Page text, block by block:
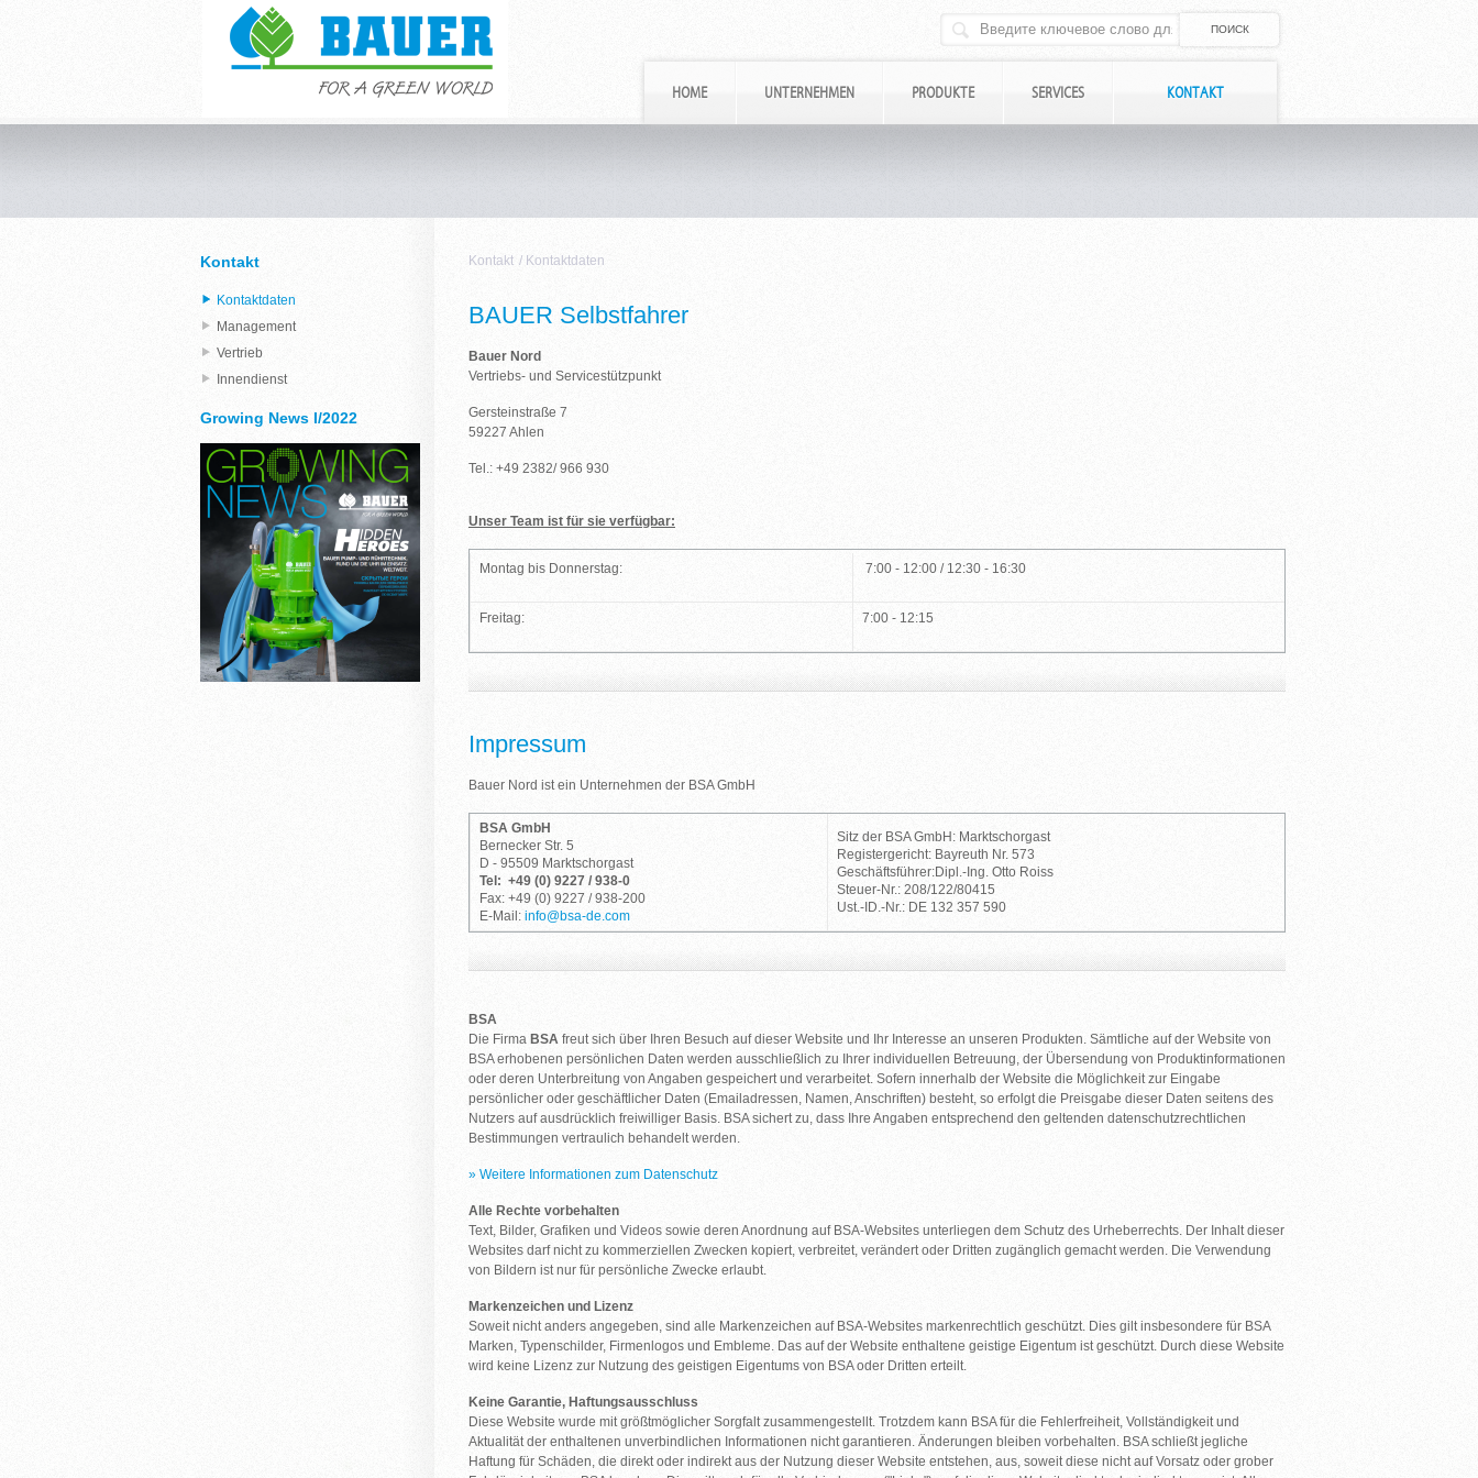
HOME UNTERNEHMEN PRODUKTE SERVICES KONTAKT
Kontakt / Kontaktdaten
BAUER Selbstfahrer
Bauer Nord
Vertriebs- und Servicestützpunkt
Gersteinstraße 7
59227 Ahlen
Tel.: +49 2382/ 966 930
Unser Team ist für sie verfügbar:
Montag bis Donnerstag: 7:00 - 12:00 / 12:30 - 16:30
Freitag: 7:00 - 12:15
Impressum
Bauer Nord ist ein Unternehmen der BSA GmbH
BSA GmbH
Bernecker Str. 5
D - 95509 Marktschorgast
Tel: +49 (0) 9227 / 938-0
Fax: +49 (0) 9227 / 938-200
E-Mail: info@bsa-de.com
Sitz der BSA GmbH: Marktschorgast
Registergericht: Bayreuth Nr. 573
Geschäftsführer:Dipl.-Ing. Otto Roiss
Steuer-Nr.: 208/122/80415
Ust.-ID.-Nr.: DE 132 357 590
BSA
Die Firma BSA freut sich über Ihren Besuch auf dieser Website und Ihr Interesse an unseren Produkten. Sämtliche auf der Website von
BSA erhobenen persönlichen Daten werden ausschließlich zu Ihrer individuellen Betreuung, der Übersendung von Produktinformationen
oder deren Unterbreitung von Angaben gespeichert und verarbeitet. Sofern innerhalb der Website die Möglichkeit zur Eingabe
persönlicher oder geschäftlicher Daten (Emailadressen, Namen, Anschriften) besteht, so erfolgt die Preisgabe dieser Daten seitens des
Nutzers auf ausdrücklich freiwilliger Basis. BSA sichert zu, dass Ihre Angaben entsprechend den geltenden datenschutzrechtlichen
Bestimmungen vertraulich behandelt werden.
» Weitere Informationen zum Datenschutz
Alle Rechte vorbehalten
Text, Bilder, Grafiken und Videos sowie deren Anordnung auf BSA-Websites unterliegen dem Schutz des Urheberrechts. Der Inhalt dieser
Websites darf nicht zu kommerziellen Zwecken kopiert, verbreitet, verändert oder Dritten zugänglich gemacht werden. Die Verwendung
von Bildern ist nur für persönliche Zwecke erlaubt.
Markenzeichen und Lizenz
Soweit nicht anders angegeben, sind alle Markenzeichen auf BSA-Websites markenrechtlich geschützt. Dies gilt insbesondere für BSA
Marken, Typenschilder, Firmenlogos und Embleme. Das auf der Website enthaltene geistige Eigentum ist geschützt. Durch diese Website
wird keine Lizenz zur Nutzung des geistigen Eigentums von BSA oder Dritten erteilt.
Keine Garantie, Haftungsausschluss
Diese Website wurde mit größtmöglicher Sorgfalt zusammengestellt. Trotzdem kann BSA für die Fehlerfreiheit, Vollständigkeit und
Aktualität der enthaltenen unverbindlichen Informationen nicht garantieren. Änderungen bleiben vorbehalten. BSA schließt jegliche
Haftung für Schäden, die direkt oder indirekt aus der Nutzung dieser Website entstehen, aus, soweit diese nicht auf Vorsatz oder grober
Kontakt
Kontaktdaten
Management
Vertrieb
Innendienst
Growing News I/2022